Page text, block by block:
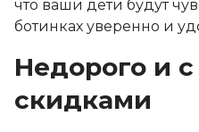
что ваши дети будут
ботинках уверенно и
Недорого и
скидками